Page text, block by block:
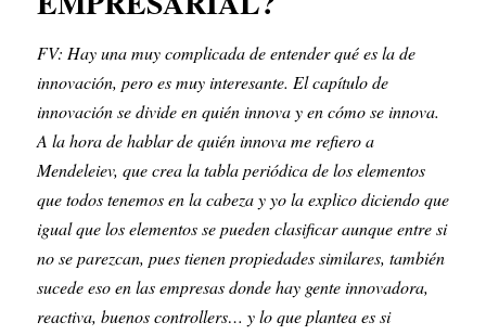
FV: Hay una muy complicada de entender qué es la de
innovación, pero es muy interesante. El capítulo de
innovación se divide en quién innova y en cómo se innova.
A la hora de hablar de quién innova me refiero a
Mendeleiev, que crea la tabla periódica de los elementos
que todos tenemos en la cabeza y yo la explico diciendo que
igual que los elementos se pueden clasificar aunque entre si
no se parezcan, pues tienen propiedades similares, también
sucede eso en las empresas donde hay gente innovadora,
reactiva, buenos controllers… y lo que plantea es si